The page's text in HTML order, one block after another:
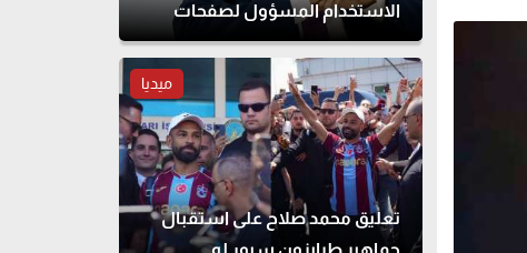
الاستخدام المسؤول لصفحات
التواصل الاجتماعي
ميديا
تعليق محمد صلاح على استقبال
جماهير طرابزون سبور له